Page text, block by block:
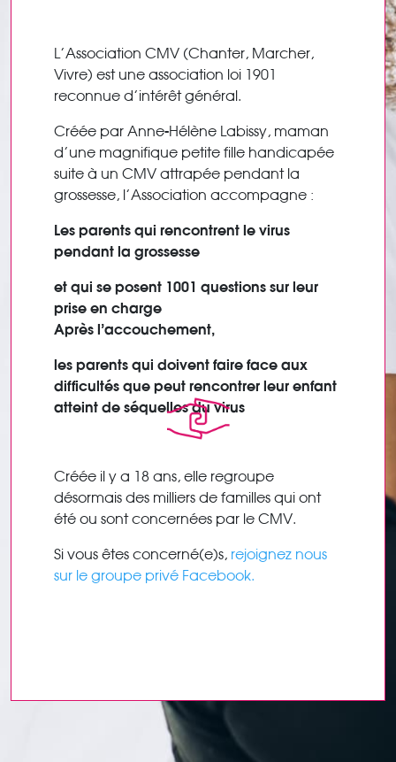
L’Association CMV (Chanter, Marcher,
Vivre) est une association loi 1901
reconnue d’intérêt général.
Créée par Anne-Hélène Labissy, maman
d’une magnifique petite fille handicapée
suite à un CMV attrapée pendant la
grossesse, l’Association accompagne :
Les parents qui rencontrent le virus
pendant la grossesse
et qui se posent 1001 questions sur leur
prise en charge
Après l’accouchement,
les parents qui doivent faire face aux
difficultés que peut rencontrer leur enfant
atteint de séquelles du virus
Créée il y a 18 ans, elle regroupe
désormais des milliers de familles qui ont
été ou sont concernées par le CMV.
Si vous êtes concerné(e)s, rejoignez nous
sur le groupe privé Facebook.